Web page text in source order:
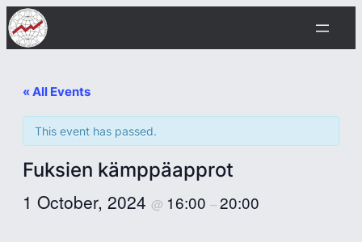
« All Events
This event has passed.
Fuksien kämppäapprot
1 October, 2024 @ 16:00 –20:00